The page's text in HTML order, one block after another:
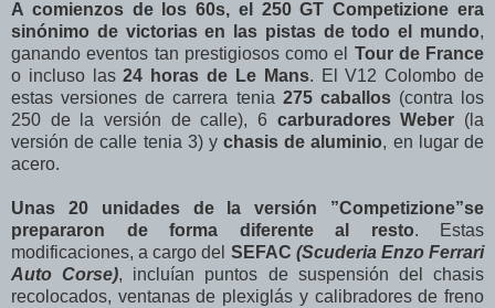
A comienzos de los 60s, el 250 GT Competizione era
sinónimo de victorias en las pistas de todo el mundo,
ganando eventos tan prestigiosos como el Tour de France
o incluso las24 horas de Le Mans. El V12 Colombo de
estas versiones de carrera tenia 275 caballos (contra los
250 de la versión de calle), 6 carburadores Weber (la
versión de calle tenia 3) ychasis de aluminio, en lugar de
acero.
Unas 20 unidades de la versión ”Competizione”se
prepararon de forma diferente al resto. Estas
modificaciones, a cargo del SEFAC (Scuderia Enzo Ferrari
Auto Corse), incluían puntos de suspensión del chasis
recolocados, ventanas de plexiglás y calibradores de freno